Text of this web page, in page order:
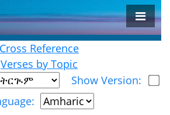
Cross Reference
Verses by Topic
Show Version: